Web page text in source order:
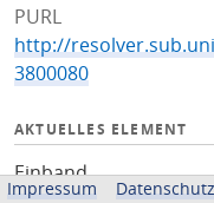
PURL
http://
3800080
AKTUELLES ELEMENT
Einband
Impressum Datenschutz